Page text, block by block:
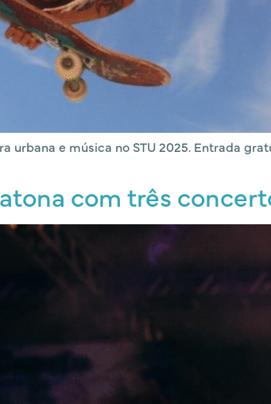
urbana e música no STU 2025. Entrada
com três